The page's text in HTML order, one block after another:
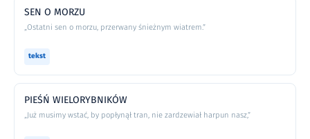
SEN O MORZU
„Ostatni sen o morzu, przerwany śnieżnym wiatrem.”
tekst
PIEŚŃ WIELORYBNIKÓW
„Już musimy wstać, by popłynął tran, nie zardzewiał harpun nasz,”